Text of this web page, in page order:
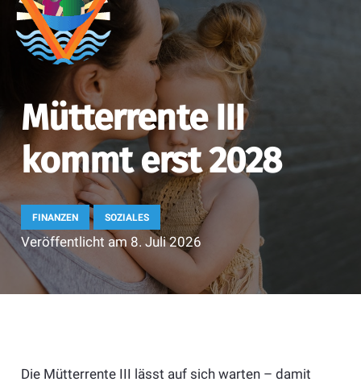
Mütterrente III
kommt erst 2028
FINANZEN SOZIALES
Veröffentlicht am 8. Juli 2026
Die Mütterrente III lässt auf sich warten – damit